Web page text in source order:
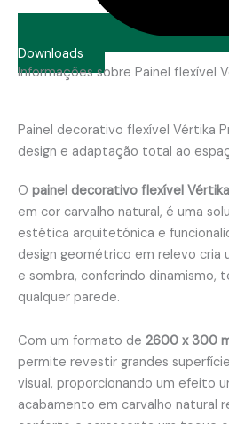
Downloads
Informações sobre Painel flexível
Painel decorativo flexível Vértika
design e adaptação total ao
O painel decorativo flexível
em cor carvalho natural, é uma
estética arquitetónica e
design geométrico em relevo cria
e sombra, conferindo dinamismo,
qualquer parede.
Com um formato de 2600 x 300
permite revestir grandes
visual, proporcionando um efeito
acabamento em carvalho natural